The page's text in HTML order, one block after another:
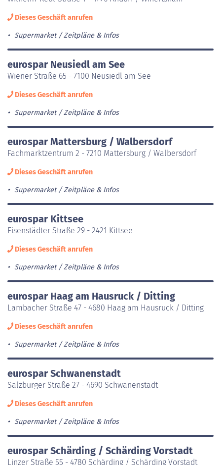
Dieses Geschäft anrufen
Supermarket Zeitpläne & Infos
eurospar Neusiedl am See
Wiener Straße 65 - 7100 Neusiedl am See
Dieses Geschäft anrufen
Supermarket Zeitpläne & Infos
eurospar Mattersburg / Walbersdorf
Fachmarktzentrum 2 - 7210 Mattersburg / Walbersdorf
Dieses Geschäft anrufen
Supermarket Zeitpläne & Infos
eurospar Kittsee
Eisenstädter Straße 29 - 2421 Kittsee
Dieses Geschäft anrufen
Supermarket Zeitpläne & Infos
eurospar Haag am Hausruck / Ditting
Lambacher Straße 47 - 4680 Haag am Hausruck / Ditting
Dieses Geschäft anrufen
Supermarket Zeitpläne & Infos
eurospar Schwanenstadt
Salzburger Straße 27 - 4690 Schwanenstadt
Dieses Geschäft anrufen
Supermarket Zeitpläne & Infos
eurospar Schärding / Schärding Vorstadt
Linzer Straße 55 - 4780 Schärding / Schärding Vorstadt